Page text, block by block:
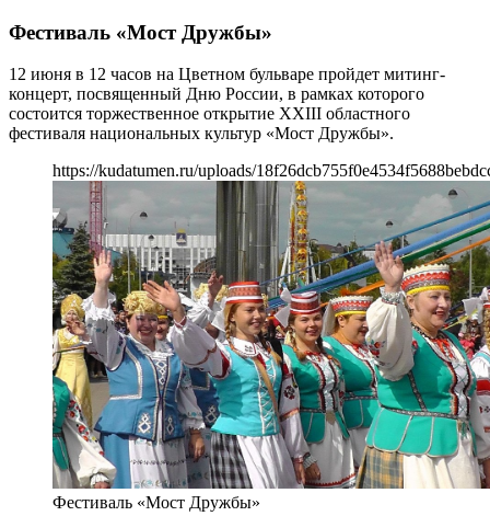
Фестиваль «Мост Дружбы»
12 июня в 12 часов на Цветном бульваре пройдет митинг-
концерт, посвященный Дню России, в рамках которого
состоится торжественное открытие XXIII областного
фестиваля национальных культур «Мост Дружбы».
https://kudatumen.ru/uploads/
Фестиваль «Мост Дружбы»